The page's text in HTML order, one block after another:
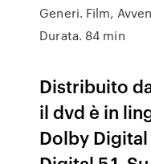
Generi. Film,
Durata. 84 min
Distribuito
il dvd è in
Dolby Digital